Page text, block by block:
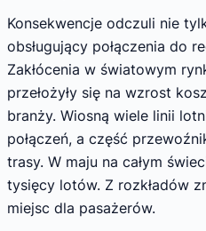
Konsekwencje odczuli nie
obsługujący połączenia do
Zakłócenia w światowym
przełożyły się na wzrost
branży. Wiosną wiele linii
połączeń, a część
trasy. W maju na całym
tysięcy lotów. Z rozkładów
miejsc dla pasażerów.